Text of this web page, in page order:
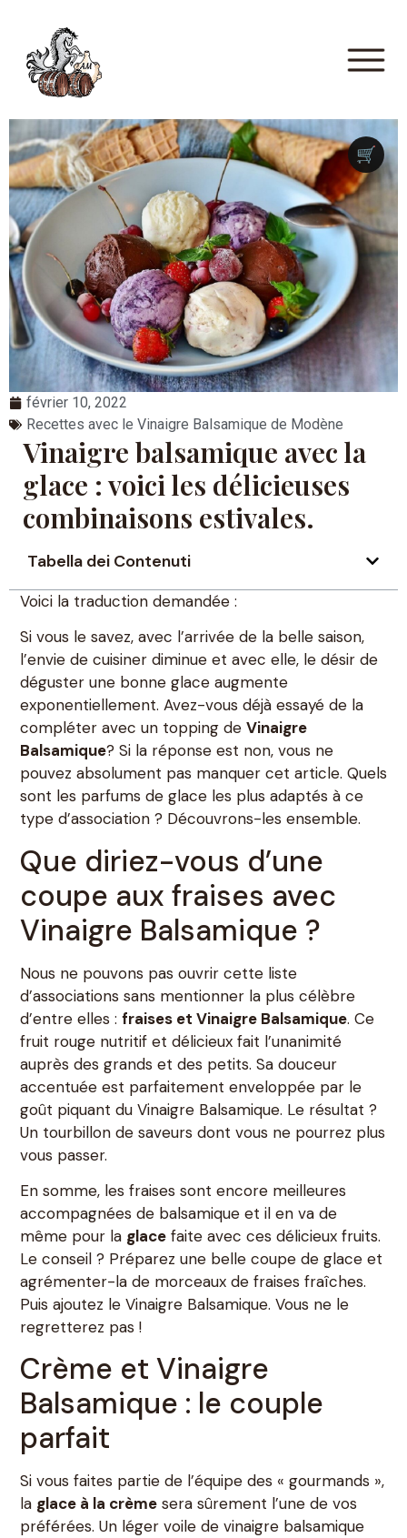
février 10, 2022
Recettes avec le Vinaigre Balsamique de Modène
Vinaigre balsamique avec la
glace : voici les délicieuses
combinaisons estivales.
Tabella dei Contenuti
Voici la traduction demandée :
Si vous le savez, avec l’arrivée de la belle saison,
l’envie de cuisiner diminue et avec elle, le désir de
déguster une bonne glace augmente
exponentiellement. Avez-vous déjà essayé de la
compléter avec un topping de Vinaigre
Balsamique? Si la réponse est non, vous ne
pouvez absolument pas manquer cet article. Quels
sont les parfums de glace les plus adaptés à ce
type d’association ? Découvrons-les ensemble.
Que diriez-vous d’une
coupe aux fraises avec
Vinaigre Balsamique ?
Nous ne pouvons pas ouvrir cette liste
d’associations sans mentionner la plus célèbre
d’entre elles : fraises et Vinaigre Balsamique. Ce
fruit rouge nutritif et délicieux fait l’unanimité
auprès des grands et des petits. Sa douceur
accentuée est parfaitement enveloppée par le
goût piquant du Vinaigre Balsamique. Le résultat ?
Un tourbillon de saveurs dont vous ne pourrez plus
vous passer.
En somme, les fraises sont encore meilleures
accompagnées de balsamique et il en va de
même pour la glace faite avec ces délicieux fruits.
Le conseil ? Préparez une belle coupe de glace et
agrémenter-la de morceaux de fraises fraîches.
Puis ajoutez le Vinaigre Balsamique. Vous ne le
regretterez pas !
Crème et Vinaigre
Balsamique : le couple
parfait
Si vous faites partie de l’équipe des « gourmands »,
la glace à la crème sera sûrement l’une de vos
préférées. Un léger voile de vinaigre balsamique
🛒